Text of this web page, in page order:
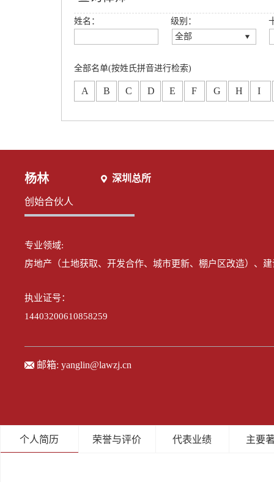
姓名：
级别：
全部
创始合伙人
高级合伙人
全部名单(按姓氏拼音进行检索)
A B C D E F G H I
杨林 深圳总所
创始合伙人
专业领域:
房地产（土地获取、开发合作、城市更新、棚户区改造）、
执业证号：
14403200610858259
邮箱: yanglin@lawzj.cn
个人简历 荣誉与评价 代表业绩 主要